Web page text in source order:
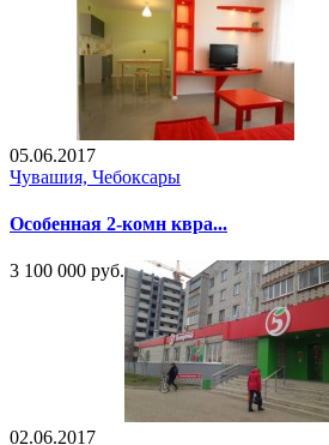
05.06.2017
Чувашия, Чебоксары
Особенная 2-комн квра...
3 100 000 руб.
02.06.2017